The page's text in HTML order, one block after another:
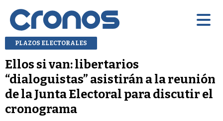
PLAZOS ELECTORALES
Ellos si van: libertarios
“dialoguistas” asistirán a la reunión
de la Junta Electoral para discutir el
cronograma